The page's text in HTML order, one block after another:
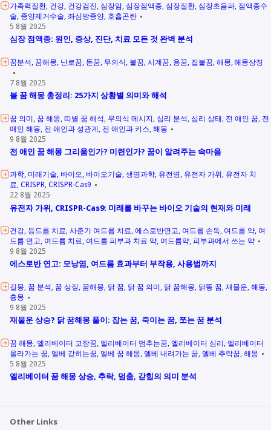
가족력질환 건강 건강검진 심장암 심장점액종 심장질환 심장초음파 점액종수
술 종양제거수술 좌심방종양 호흡곤란
5 8월 2025
심장 점액종: 원인, 증상, 진단, 치료 모든 것 완벽 분석
꿈분석 꿈해몽 난로꿈 돈꿈 무의식 불꿈 시계꿈 용꿈 집불꿈 해몽 해몽상징
7 8월 2025
불 꿈 해몽 총정리: 25가지 상황별 의미와 해석
꿈 의미 꿈 해몽 띠별 꿈 해석 무의식 메시지 심리 분석 심리 상태 전 애인 꿈 전
애인 해몽 전 애인과 성관계 전 애인과 키스 해몽
9 8월 2025
전 애인 꿈 해몽 그리움인가? 미련인가? 꿈이 알려주는 속마음
과학 미래기술 바이오 바이오기술 생명과학 유전병 유전자 가위 유전자 치
료 CRISPR CRISPR-Cas9
22 8월 2025
유전자 가위, CRISPR-Cas9: 미래를 바꾸는 바이오 기술의 현재와 미래
건강 등드름 치료 사춘기 여드름 치료 에스로반연고 여드름 손독 여드름 약 여
드름 연고 여드름 치료 여드름 피부과 치료 약 여드름약 피부과에서 쓰는 약
9 8월 2025
에스로반 연고: 모낭염, 여드름 효과부터 부작용, 사용법까지
길몽 꿈 분석 꿈 상징 꿈해몽 닭 꿈 닭 꿈 의미 닭 꿈해몽 닭똥 꿈 재물운 해몽
흉몽
9 8월 2025
재물운 상승? 닭 꿈해몽 풀이: 잡는 꿈, 죽이는 꿈, 쪼는 꿈 분석
꿈 해몽 엘리베이터 고장꿈 엘리베이터 멈추는꿈 엘리베이터 심리 엘리베이터
올라가는 꿈 엘베 갇히는꿈 엘베 꿈 해몽 엘베 내려가는 꿈 엘베 추락꿈 해몽
5 8월 2025
엘리베이터 꿈 해몽 상승, 추락, 멈춤, 갇힘의 의미 분석
Other Links